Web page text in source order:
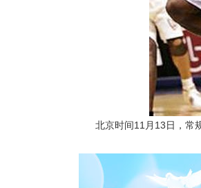
北京时间11月13日，常规